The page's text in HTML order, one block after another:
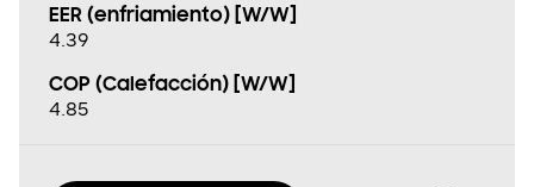
EER (enfriamiento) [W/W]
4.39
COP (Calefacción) [W/W]
4.85